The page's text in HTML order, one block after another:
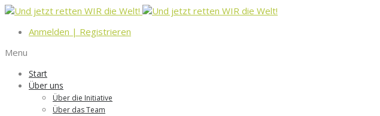
Anmelden | Registrieren
Menu
Start
Über uns
Über die Initiative
Über das Team